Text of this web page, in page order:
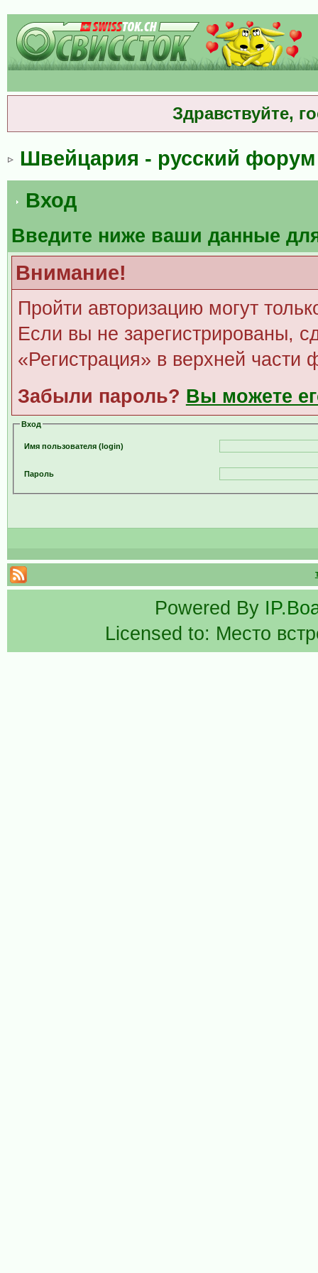
Здравствуйте,
Швейцария - русский
Вход
Введите ниже ваши данные
Внимание!
Пройти авторизацию могут
Если вы не зарегистрированы,
«Регистрация» в верхней части
Забыли пароль? Вы можете
Вход
Имя пользователя (login)
Пароль
Powered By
Licensed to: Место